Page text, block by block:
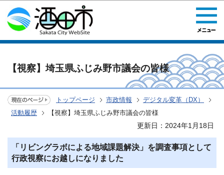
このページの本文へ移動
【視察】埼玉県ふじみ野市議会の皆様
トップページ 市政情報
デジタル変革（DX）
活動履歴
【視察】埼玉県ふじみ野市議会の皆様
更新日：2024年1月18日
「リビングラボによる地域課題解決」を調査事項として
行政視察にお越しになりました